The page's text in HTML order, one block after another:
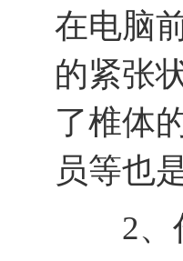
在电脑
的紧张
了椎体
员等也
2、作